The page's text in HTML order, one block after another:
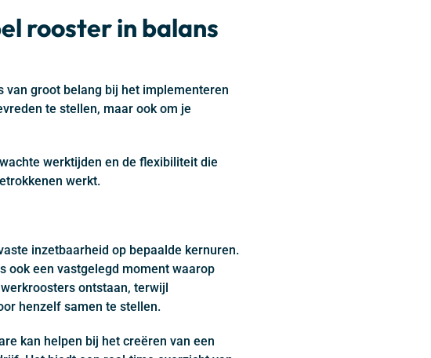
rooster in balans
groot belang bij het implementeren
te stellen, maar ook om je
werktijden en de flexibiliteit die
werkt.
inzetbaarheid op bepaalde kernuren.
ook een vastgelegd moment waarop
ontstaan, terwijl
henzelf samen te stellen.
kan helpen bij het creëren van een